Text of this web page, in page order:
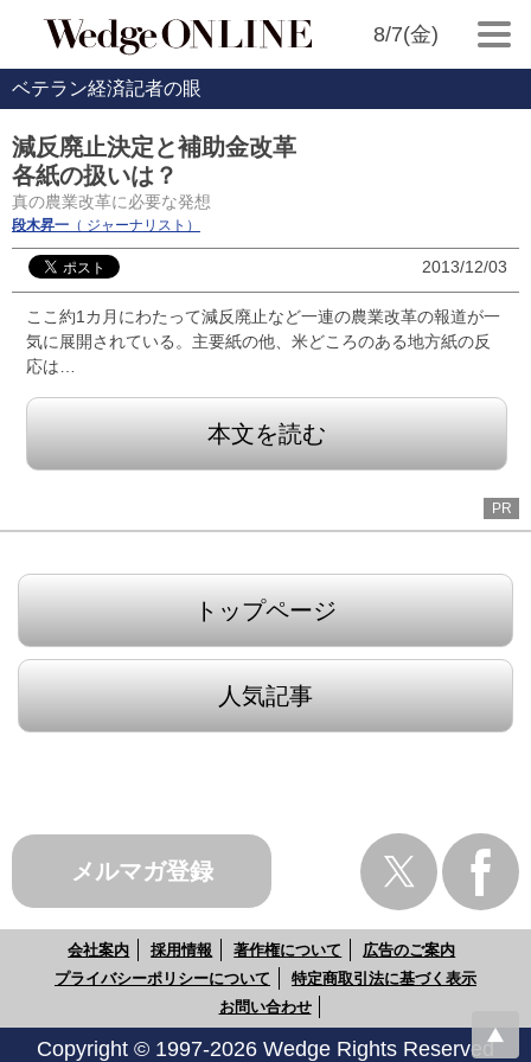
8/7(金)
ベテラン経済記者の眼
減反廃止決定と補助金改革
各紙の扱いは？
真の農業改革に必要な発想
段木昇一 （ ジャーナリスト）
2013/12/03
ここ約1カ月にわたって減反廃止など一連の農業改革の報道が一
気に展開されている。主要紙の他、米どころのある地方紙の反
応は…
本文を読む
PR
トップページ
人気記事
メルマガ登録
会社案内 採用情報 著作権について
広告のご案内
プライバシーポリシーについて
特定商取引法に基づく表示
お問い合わせ
Copyright © 1997-2026 Wedge Rights Reserved